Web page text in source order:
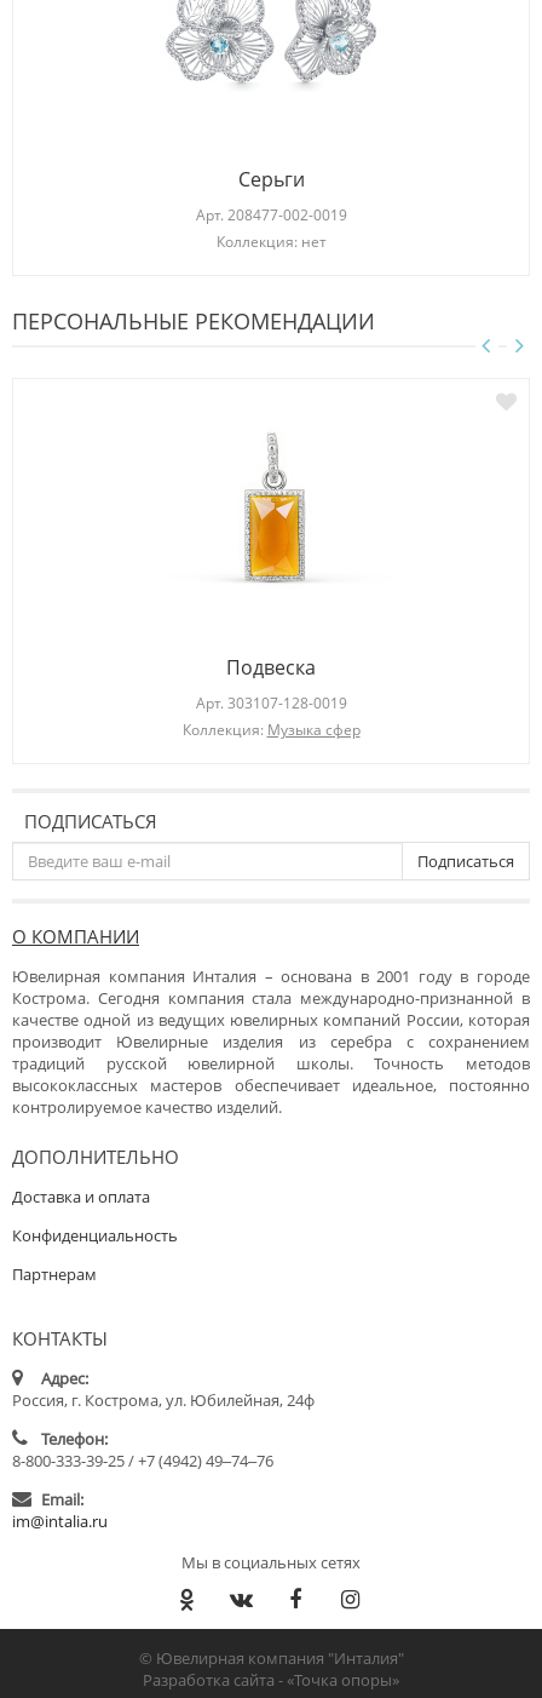
Серьги
Арт. 208477-002-0019
Коллекция: нет
ПЕРСОНАЛЬНЫЕ РЕКОМЕНДАЦИИ
Подвеска
Арт. 303107-128-0019
Коллекция: Музыка сфер
ПОДПИСАТЬСЯ
Подписаться
О КОМПАНИИ
Ювелирная компания Инталия – основана в 2001 году в городе
Кострома. Сегодня компания стала международно-признанной в
качестве одной из ведущих ювелирных компаний России, которая
производит Ювелирные изделия из серебра с сохранением
традиций русской ювелирной школы. Точность методов
высококлассных мастеров обеспечивает идеальное, постоянно
контролируемое качество изделий.
ДОПОЛНИТЕЛЬНО
Доставка и оплата
Конфиденциальность
Партнерам
КОНТАКТЫ
Адрес:
Россия, г. Кострома, ул. Юбилейная, 24ф
Телефон:
8-800-333-39-25 / +7 (4942) 49‒74‒76
Email:
im@intalia.ru
Мы в социальных сетях
© Ювелирная компания "Инталия"
Разработка сайта -«Точка опоры»